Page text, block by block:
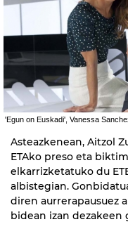
'Egun on Euskadi', Vanessa
Asteazkenean, Aitzol
ETAko preso eta
elkarrizketatuko du
albistegian.
diren aurrerapausuez
bidean izan dezakeen